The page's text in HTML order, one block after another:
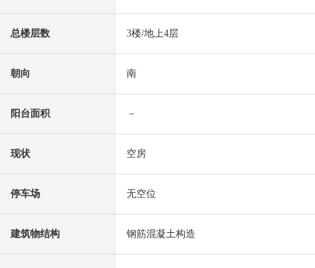
总楼层数 3楼/地上4层
朝向 南
阳台面积 －
现状 空房
停车场 无空位
建筑物结构 钢筋混凝土构造